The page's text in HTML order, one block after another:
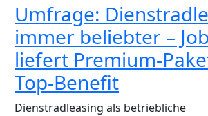
Umfrage:
immer beliebter –
liefert Premium-
Top-Benefit
Dienstradleasing als betriebliche